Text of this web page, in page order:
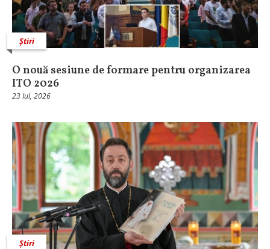
Știri
O nouă sesiune de formare pentru organizarea
ITO 2026
23 Iul, 2026
Știri